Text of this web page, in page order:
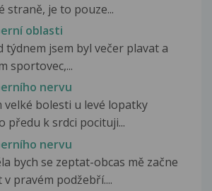
straně, je to pouze...
oblasti
týdnem jsem byl večer plavat a
sportovec,...
nervu
velké bolesti u levé lopatky
předu k srdci pocituji...
nervu
bych se zeptat-obcas mě začne
pravém podžebří....